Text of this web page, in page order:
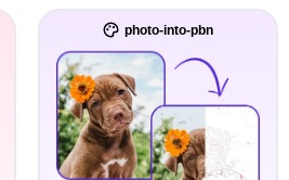
photo-into-pbn